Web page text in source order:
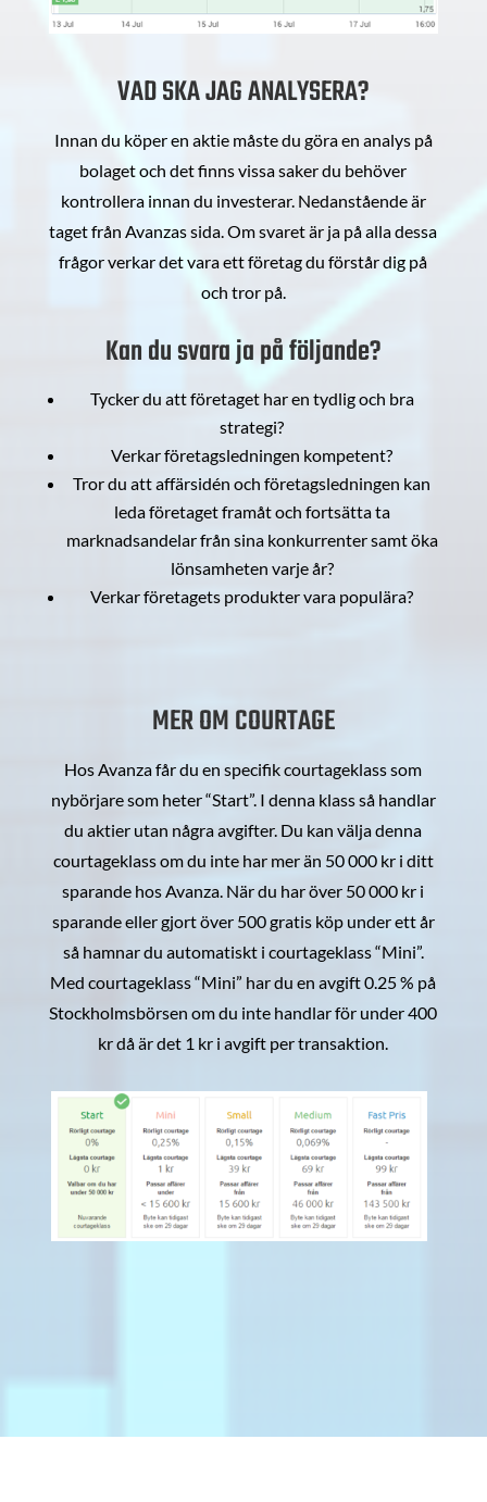
VAD SKA JAG ANALYSERA?
Innan du köper en aktie måste du göra en analys på
bolaget och det finns vissa saker du behöver
kontrollera innan du investerar. Nedanstående är
taget från Avanzas sida. Om svaret är ja på alla dessa
frågor verkar det vara ett företag du förstår dig på
och tror på.
Kan du svara ja på följande?
Tycker du att företaget har en tydlig och bra
strategi?
Verkar företagsledningen kompetent?
Tror du att affärsidén och företagsledningen kan
leda företaget framåt och fortsätta ta
marknadsandelar från sina konkurrenter samt öka
lönsamheten varje år?
Verkar företagets produkter vara populära?
MER OM COURTAGE
Hos Avanza får du en specifik courtageklass som
nybörjare som heter “Start”. I denna klass så handlar
du aktier utan några avgifter. Du kan välja denna
courtageklass om du inte har mer än 50 000 kr i ditt
sparande hos Avanza. När du har över 50 000 kr i
sparande eller gjort över 500 gratis köp under ett år
så hamnar du automatiskt i courtageklass “Mini”.
Med courtageklass “Mini” har du en avgift 0.25 % på
Stockholmsbörsen om du inte handlar för under 400
kr då är det 1 kr i avgift per transaktion.